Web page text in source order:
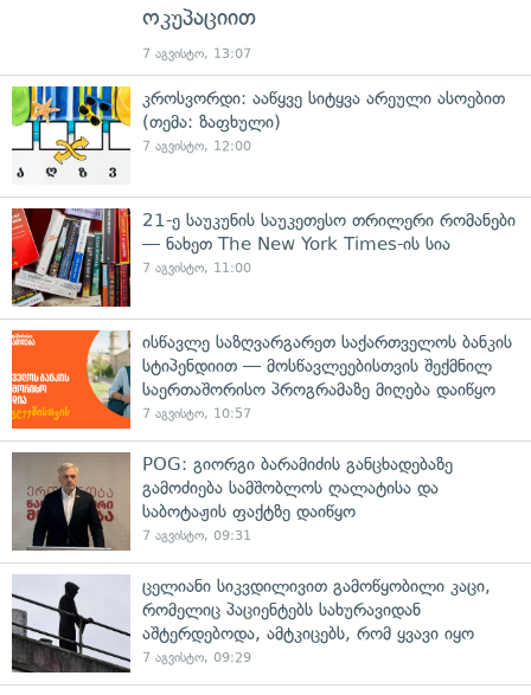
ოკუპაციით
7 აგვისტო, 13:07
კროსვორდი: ააწყვე სიტყვა არეული ასოებით
(თემა: ზაფხული)
7 აგვისტო, 12:00
21-ე საუკუნის საუკეთესო თრილერი რომანები
— ნახეთ The New York Times-ის სია
7 აგვისტო, 11:00
ისწავლე საზღვარგარეთ საქართველოს ბანკის
სტიპენდიით — მოსწავლეებისთვის შექმნილ
საერთაშორისო პროგრამაზე მიღება დაიწყო
7 აგვისტო, 10:57
POG: გიორგი ბარამიძის განცხადებაზე
გამოძიება სამშობლოს ღალატისა და
საბოტაჟის ფაქტზე დაიწყო
7 აგვისტო, 09:31
ცელიანი სიკვდილივით გამოწყობილი კაცი,
რომელიც პაციენტებს სახურავიდან
აშტერდებოდა, ამტკიცებს, რომ ყვავი იყო
7 აგვისტო, 09:29